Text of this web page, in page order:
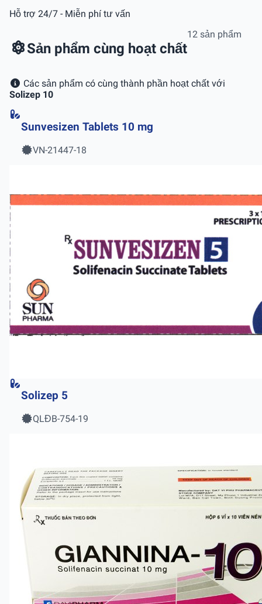
Hỗ trợ 24/7 - Miễn phí tư vấn
Sản phẩm cùng hoạt chất
12 sản phẩm
Các sản phẩm có cùng thành phần hoạt chất với
Solizep 10
Sunvesizen Tablets 10 mg
VN-21447-18
Solizep 5
QLĐB-754-19